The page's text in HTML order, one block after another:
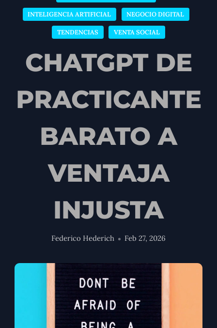
INTELIGENCIA ARTIFICIAL NEGOCIO DIGITAL
TENDENCIAS VENTA SOCIAL
CHATGPT DE
PRACTICANTE
BARATO A
VENTAJA
INJUSTA
Federico Hederich Feb 27, 2026